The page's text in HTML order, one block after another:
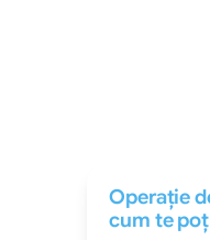
Operație
cum te